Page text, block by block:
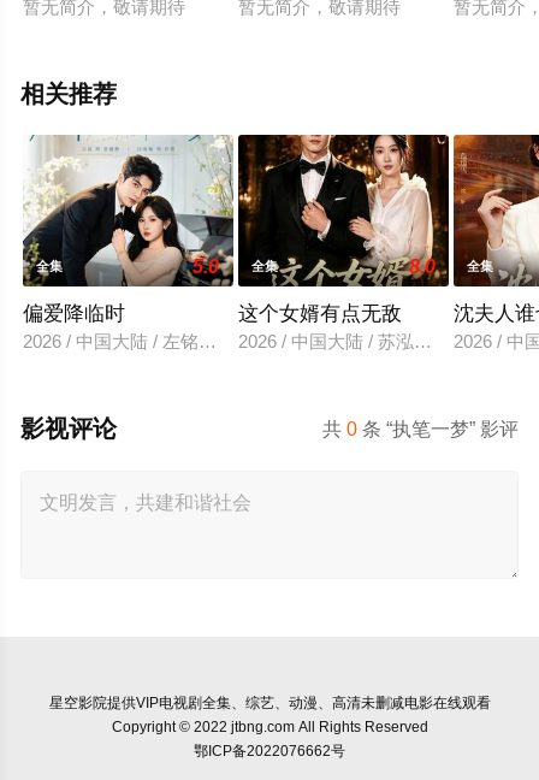
暂无简介，敬请期待 暂无简介，敬请期待 暂无简介
相关推荐
全集 5.0
偏爱降临时
2026 / 中国大陆 / 左铭＆汪海敏
全集 8.0
这个女婿有点无敌
2026 / 中国大陆 / 苏泓奕＆秦璐瑶
全集
沈夫人
2026 / 中
共0 条 “执笔一梦” 影评
影视评论
星空影院提供VIP电视剧全集、综艺、动漫、高清未删减电影在线观看
Copyright © 2022 jtbng.com All Rights Reserved
鄂ICP备2022076662号